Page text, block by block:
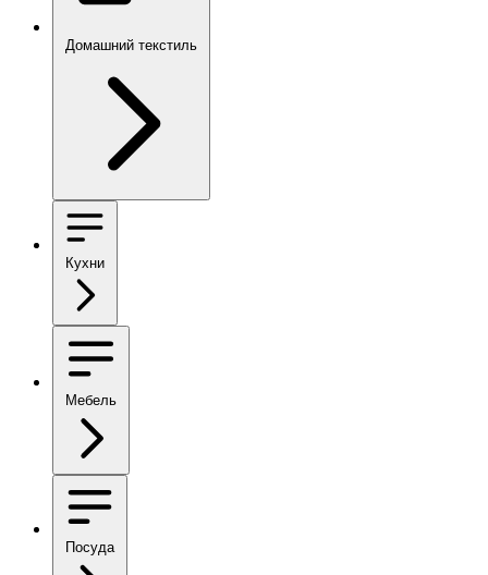
Домашний текстиль
Кухни
Мебель
Посуда